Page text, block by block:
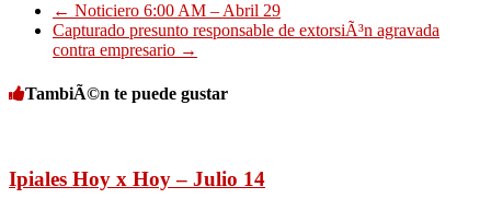
← Noticiero 6:00 AM – Abril 29
Capturado presunto responsable de extorsiÃ³n agravada
contra empresario →
TambiÃ©n te puede gustar
Ipiales Hoy x Hoy – Julio 14